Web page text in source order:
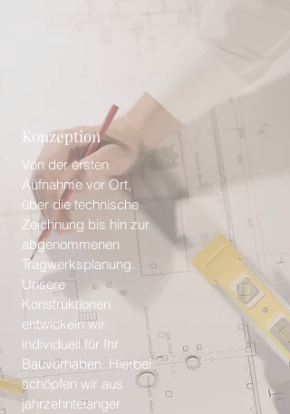
Gerne gestalten wir dies nach Ihren
Wünschen.
Konzeption
Von der ersten
Aufnahme vor Ort,
über die technische
Zeichnung bis hin zur
abgenommenen
Tragwerksplanung.
Unsere
Konstruktionen
entwickeln wir
individuell für Ihr
Bauvorhaben. Hierbei
schöpfen wir aus
jahrzehntelanger